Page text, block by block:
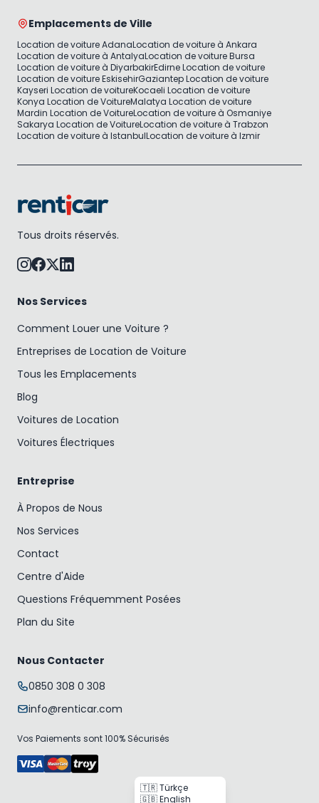
Emplacements de Ville
Location de voiture AdanaLocation de voiture à Ankara
Location de voiture à AntalyaLocation de voiture Bursa
Location de voiture à DiyarbakirEdirne Location de voiture
Location de voiture EskisehirGaziantep Location de voiture
Kayseri Location de voitureKocaeli Location de voiture
Konya Location de VoitureMalatya Location de voiture
Mardin Location de VoitureLocation de voiture à Osmaniye
Sakarya Location de VoitureLocation de voiture à Trabzon
Location de voiture à IstanbulLocation de voiture à Izmir
Tous droits réservés.
Nos Services
Comment Louer une Voiture ?
Entreprises de Location de Voiture
Tous les Emplacements
Blog
Voitures de Location
Voitures Électriques
Entreprise
À Propos de Nous
Nos Services
Contact
Centre d'Aide
Questions Fréquemment Posées
Plan du Site
Nous Contacter
0850 308 0 308
info@renticar.com
Vos Paiements sont 100% Sécurisés
🇹🇷 Türkçe
🇬🇧 English